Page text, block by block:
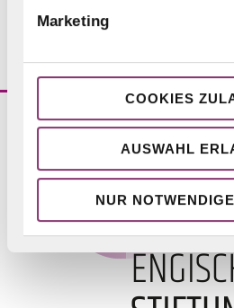
Marketing
COOKIES
AUSWAHL
NUR